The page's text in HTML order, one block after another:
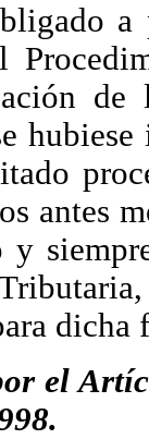
de
antes
y
dicha
el